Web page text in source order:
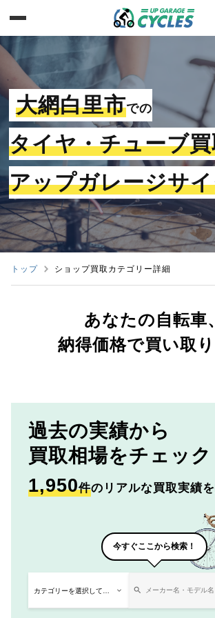
大網白里市での
タイヤ・チューブ
アップガレージサ
トップ ショップ買取カテゴリー詳細
あなたの自転車、
納得価格で買い取
過去の実績から
買取相場をチェック
1,950件のリアルな買取実績を
今すぐここから検索！